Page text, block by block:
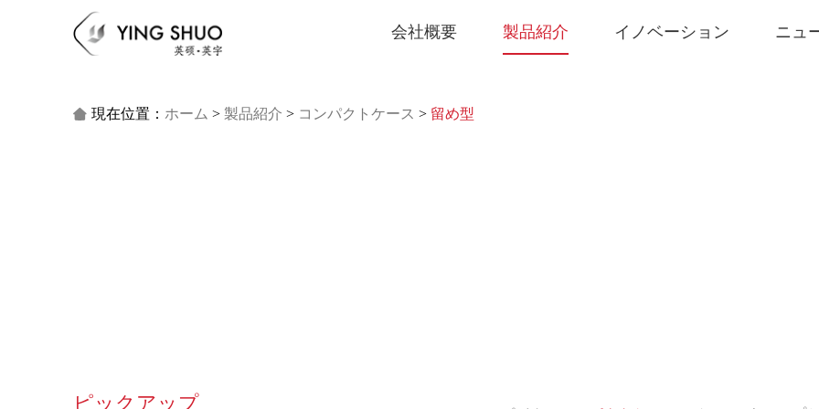
会社概要 製品紹介 イノベーション ニュ
 現在位置： ホーム > 製品紹介 > コンパクトケース > 留め型
ピックアップ